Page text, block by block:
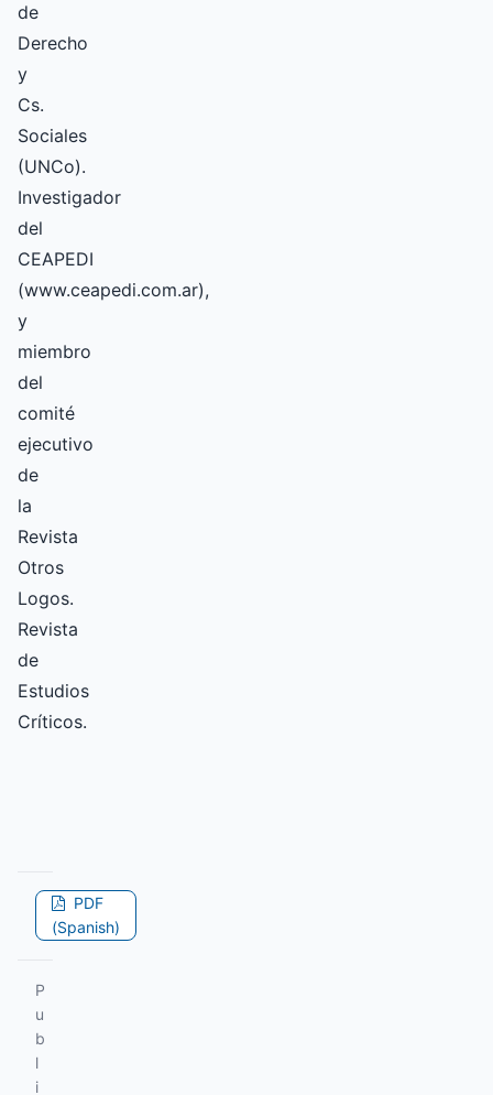
de
Derecho
y
Cs.
Sociales
(UNCo).
Investigador
del
CEAPEDI
(www.ceapedi.com.ar),
y
miembro
del
comité
ejecutivo
de
la
Revista
Otros
Logos.
Revista
de
Estudios
Críticos.
PDF
(Spanish)
P
u
b
l
i